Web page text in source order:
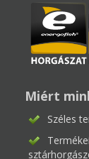
Miért
Széles